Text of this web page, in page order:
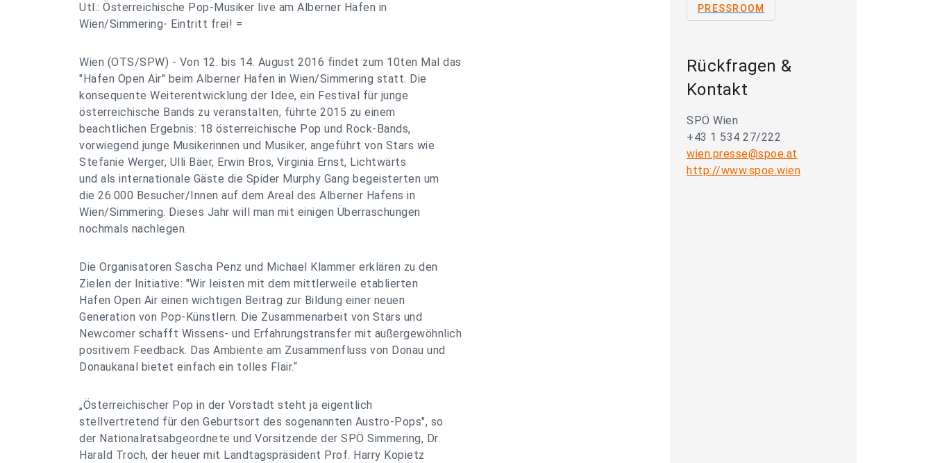
Utl.: Österreichische Pop-Musiker live am Alberner Hafen in
Wien/Simmering- Eintritt frei! =
Wien (OTS/SPW) - Von 12. bis 14. August 2016 findet zum 10ten Mal das
"Hafen Open Air" beim Alberner Hafen in Wien/Simmering statt. Die
konsequente Weiterentwicklung der Idee, ein Festival für junge
österreichische Bands zu veranstalten, führte 2015 zu einem
beachtlichen Ergebnis: 18 österreichische Pop und Rock-Bands,
vorwiegend junge Musikerinnen und Musiker, angeführt von Stars wie
Stefanie Werger, Ulli Bäer, Erwin Bros, Virginia Ernst, Lichtwärts
und als internationale Gäste die Spider Murphy Gang begeisterten um
die 26.000 Besucher/Innen auf dem Areal des Alberner Hafens in
Wien/Simmering. Dieses Jahr will man mit einigen Überraschungen
nochmals nachlegen.
Die Organisatoren Sascha Penz und Michael Klammer erklären zu den
Zielen der Initiative: "Wir leisten mit dem mittlerweile etablierten
Hafen Open Air einen wichtigen Beitrag zur Bildung einer neuen
Generation von Pop-Künstlern. Die Zusammenarbeit von Stars und
Newcomer schafft Wissens- und Erfahrungstransfer mit außergewöhnlich
positivem Feedback. Das Ambiente am Zusammenfluss von Donau und
Donaukanal bietet einfach ein tolles Flair.“
„Österreichischer Pop in der Vorstadt steht ja eigentlich
stellvertretend für den Geburtsort des sogenannten Austro-Pops", so
der Nationalratsabgeordnete und Vorsitzende der SPÖ Simmering, Dr.
Harald Troch, der heuer mit Landtagspräsident Prof. Harry Kopietz
PRESSROOM
Rückfragen &
Kontakt
SPÖ Wien
+43 1 534 27/222
wien.presse@spoe.at
http://www.spoe.wien